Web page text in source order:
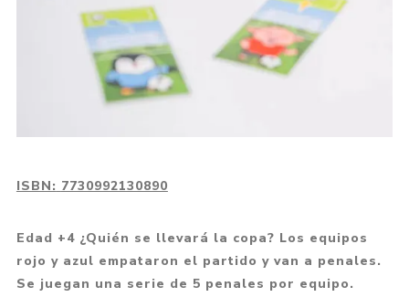
ISBN: 7730992130890
Edad +4 ¿Quién se llevará la copa? Los equipos
rojo y azul empataron el partido y van a penales.
Se juegan una serie de 5 penales por equipo.